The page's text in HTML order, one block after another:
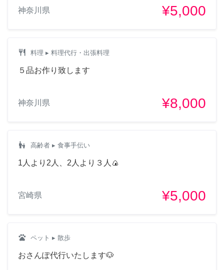
神奈川県 ¥5,000
restaurant 料理 ▸ 料理代行・出張料理
５品お作り致します
神奈川県 ¥8,000
escalator_warning 高齢者 ▸ 食事手伝い
1人より2人、2人より３人🍙
宮崎県 ¥5,000
pets ペット ▸ 散歩
おさんぽ代行いたします🐶